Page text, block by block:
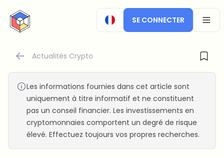
CryptoTicker
SE CONNECTER
Actualités Crypto
Les informations fournies dans cet article sont
uniquement à titre informatif et ne constituent
pas un conseil financier. Les investissements en
cryptomonnaies comportent un degré de risque
élevé. Effectuez toujours vos propres recherches.